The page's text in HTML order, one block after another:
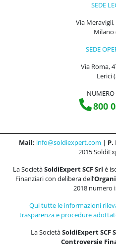
SEDE
Via Meravigli,
Milano
SEDE
Via Roma,
Lerici
NUMERO
800
Mail: info@soldiexpert.com | P.
2015
La SocietàSoldiExpert SCF Srl è
Finanziari con delibera dell’
2018 numero
Qui tutte le informazioni
trasparenza e procedure
La SocietàSoldiExpert SCF
Controversie